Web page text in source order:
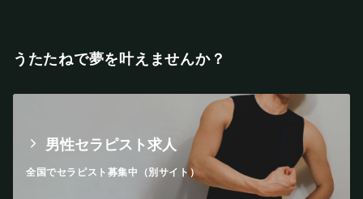
うたたねで夢を叶えませんか？
男性セラピスト求人
全国でセラピスト募集中（別サイト）